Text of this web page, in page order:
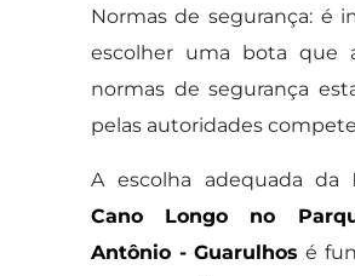
Normas de segurança: é
escolher uma bota que
normas de segurança
pelas autoridades
A escolha adequada da
Cano Longo no
Antônio - Guarulhos é